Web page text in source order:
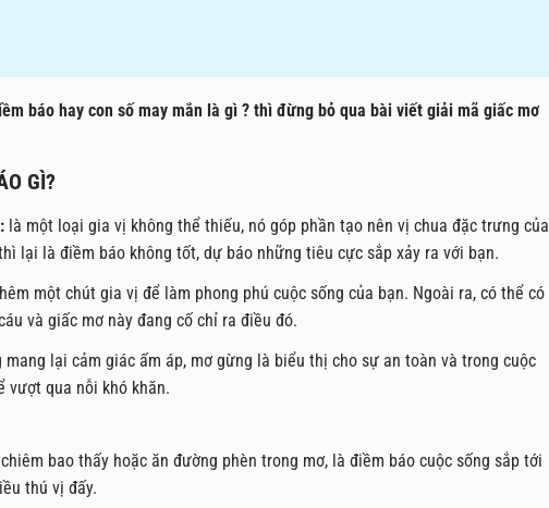
báo hay con số may mắn là gì ? thì đừng bỏ qua bài viết giải mã giấc mơ
GÌ?
là một loại gia vị không thể thiếu, nó góp phần tạo nên vị chua đặc trưng của
lại là điềm báo không tốt, dự báo những tiêu cực sắp xảy ra với bạn.
một chút gia vị để làm phong phú cuộc sống của bạn. Ngoài ra, có thể có
và giấc mơ này đang cố chỉ ra điều đó.
lại cảm giác ấm áp, mơ gừng là biểu thị cho sự an toàn và trong cuộc
vượt qua nỗi khó khăn.
bao thấy hoặc ăn đường phèn trong mơ, là điềm báo cuộc sống sắp tới
thú vị đấy.